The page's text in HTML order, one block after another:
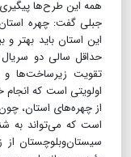
همه‌ این طرح‌ها
جبلی گفت: چهره
این استان باید بهتر
حداقل سالی دو
تقویت زیرساخت‌ها و
اولویتی است که
از چهره‌های استان،
است که می‌تواند به
سیستان‌وبلوچستان از